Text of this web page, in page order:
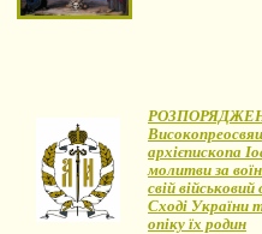
архієпископа
молитви за
свій
Сході України
опіку їх родин